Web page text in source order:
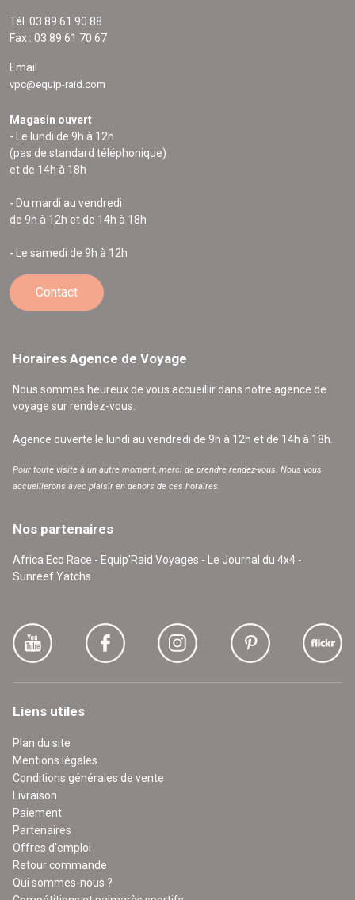
Tél. 03 89 61 90 88
Fax : 03 89 61 70 67
Email
vpc@equip-raid.com
Magasin ouvert
- Le lundi de 9h à 12h
(pas de standard téléphonique)
et de 14h à 18h
- Du mardi au vendredi
de 9h à 12h et de 14h à 18h
- Le samedi de 9h à 12h
Contact
Horaires Agence de Voyage
Nous sommes heureux de vous accueillir dans notre agence de
voyage sur rendez-vous.
Agence ouverte le lundi au vendredi de 9h à 12h et de 14h à 18h.
Pour toute visite à un autre moment, merci de prendre rendez-vous. Nous vous
accueillerons avec plaisir en dehors de ces horaires.
Nos partenaires
Africa Eco Race - Equip'Raid Voyages - Le Journal du 4x4 -
Sunreef Yatchs
Liens utiles
Plan du site
Mentions légales
Conditions générales de vente
Livraison
Paiement
Partenaires
Offres d'emploi
Retour commande
Qui sommes-nous ?